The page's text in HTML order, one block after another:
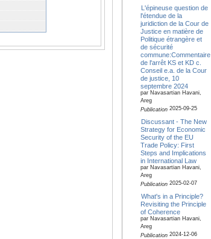
L'épineuse question de
l'étendue de la
juridiction de la Cour de
Justice en matière de
Politique étrangère et
de sécurité
commune:Commentaire
de l'arrêt KS et KD c.
Conseil e.a. de la Cour
de justice, 10
septembre 2024
par Navasartian Havani,
Areg
Publication2025-09-25
Discussant - The New
Strategy for Economic
Security of the EU
Trade Policy: First
Steps and Implications
in International Law
par Navasartian Havani,
Areg
Publication2025-02-07
What's in a Principle?
Revisiting the Principle
of Coherence
par Navasartian Havani,
Areg
Publication2024-12-06